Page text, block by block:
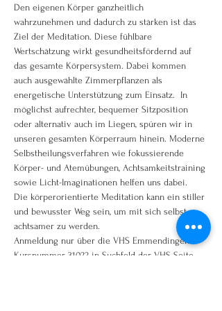
Den eigenen Körper ganzheitlich
wahrzunehmen und dadurch zu stärken ist das
Ziel der Meditation. Diese fühlbare
Wertschätzung wirkt gesundheitsfördernd auf
das gesamte Körpersystem. Dabei kommen
auch ausgewählte Zimmerpflanzen als
energetische Unterstützung zum Einsatz.  In
möglichst aufrechter, bequemer Sitzposition
oder alternativ auch im Liegen, spüren wir in
unseren gesamten Körperraum hinein. Moderne
Selbstheilungsverfahren wie fokussierende
Körper- und Atemübungen, Achtsamkeitstraining
sowie Licht-Imaginationen helfen uns dabei.
Die körperorientierte Meditation kann ein stiller
und bewusster Weg sein, um mit sich selbst
achtsamer zu werden.
Anmeldung nur über die VHS Emmendingen
Kursnummer 31022 in Suchfeld der VHS Seite